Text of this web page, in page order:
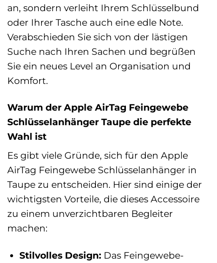
an, sondern verleiht Ihrem Schlüsselbund
oder Ihrer Tasche auch eine edle Note.
Verabschieden Sie sich von der lästigen
Suche nach Ihren Sachen und begrüßen
Sie ein neues Level an Organisation und
Komfort.
Warum der Apple AirTag Feingewebe
Schlüsselanhänger Taupe die perfekte
Wahl ist
Es gibt viele Gründe, sich für den Apple
AirTag Feingewebe Schlüsselanhänger in
Taupe zu entscheiden. Hier sind einige der
wichtigsten Vorteile, die dieses Accessoire
zu einem unverzichtbaren Begleiter
machen:
Stilvolles Design: Das Feingewebe-